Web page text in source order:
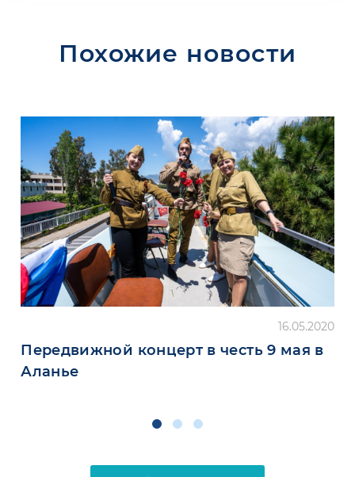
Похожие новости
16.05.2020
Передвижной концерт в честь 9 мая в
Аланье